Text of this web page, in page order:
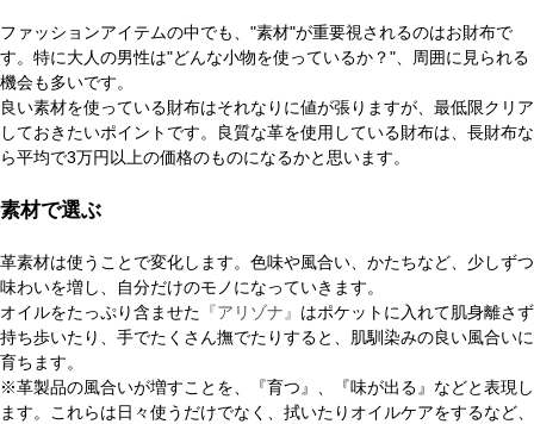
ファッションアイテムの中でも、"素材"が重要視されるのはお財布で
す。特に大人の男性は"どんな小物を使っているか？"、周囲に見られる
機会も多いです。
良い素材を使っている財布はそれなりに値が張りますが、最低限クリア
しておきたいポイントです。良質な革を使用している財布は、長財布な
ら平均で3万円以上の価格のものになるかと思います。
素材で選ぶ
革素材は使うことで変化します。色味や風合い、かたちなど、少しずつ
味わいを増し、自分だけのモノになっていきます。
オイルをたっぷり含ませた 『アリゾナ』 はポケットに入れて肌身離さず
持ち歩いたり、手でたくさん撫でたりすると、肌馴染みの良い風合いに
育ちます。
※革製品の風合いが増すことを、『育つ』、『味が出る』などと表現し
ます。これらは日々使うだけでなく、拭いたりオイルケアをするなど、